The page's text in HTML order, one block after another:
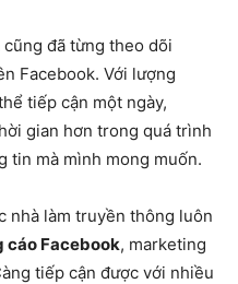
đã từng theo dõi
Facebook. Với lượng
tiếp cận một ngày,
gian hơn trong quá trình
tin mà mình mong muốn.
nhà làm truyền thông luôn
cáo Facebook, marketing
tiếp cận được với nhiều